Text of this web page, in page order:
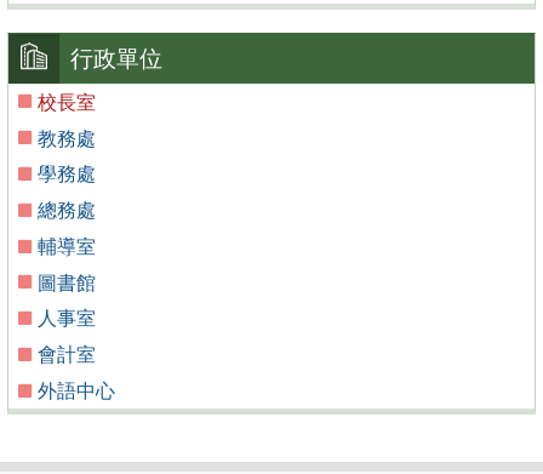
行政單位
校長室
教務處
學務處
總務處
輔導室
圖書館
人事室
會計室
外語中心